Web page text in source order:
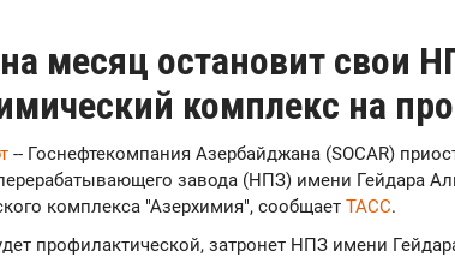
на месяц остановит свои
комплекс на
-- Госнефтекомпания Азербайджана (SOCAR)
завода (НПЗ) имени Гейдара
комплекса "Азерхимия", сообщает ТАСС.
профилактической, затронет НПЗ имени